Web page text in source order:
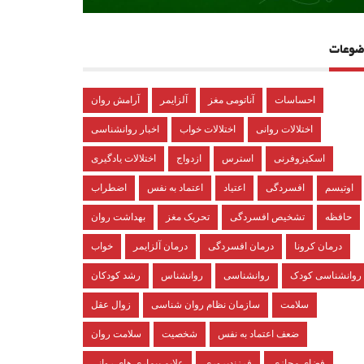
آرامش روان آلزایمر آناتومی مغز احساسات
اخبار روانشناسی اختلالات خواب اختلالات روانی
اختلالات یادگیری ازدواج استرس اسکیزوفرنی
اضطراب اعتماد به نفس اعتیاد افسردگی اوتیسم
بهداشت روان تحریک مغز تشخیص افسردگی حافظه
خواب درمان آلزایمر درمان افسردگی درمان کرونا
رشد کودکان روانشناس روانشناسی روانشناسی کودک
زوال عقل سازمان نظام روان شناسی سلامت
سلامت روان شخصیت ضعف اعتماد به نفس